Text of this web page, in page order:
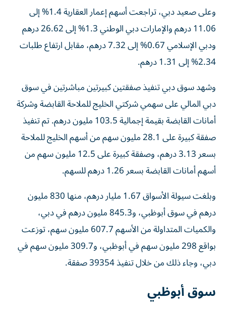
وعلى صعيد دبي، تراجعت أسهم إعمار العقارية 1.4% إلى
11.06 درهم والإمارات دبي الوطني 1.3% إلى 26.62 درهم
ودبي الإسلامي 0.67% إلى 7.32 درهم، مقابل ارتفاع طلبات
2.34% إلى 1.31 درهم.
وشهد سوق دبي تنفيذ صفقتين كبيرتين مباشرتين في سوق
دبي المالي على سهمي شركتي الخليج للملاحة القابضة وشركة
أمانات القابضة بقيمة إجمالية 103.5 مليون درهم. تم تنفيذ
صفقة كبيرة على 28.1 مليون سهم من أسهم الخليج للملاحة
بسعر 3.13 درهم، وصفقة كبيرة على 12.5 مليون سهم من
أسهم أمانات القابضة بسعر 1.26 درهم للسهم.
وبلغت سيولة الأسواق 1.67 مليار درهم، منها 830 مليون
درهم في سوق أبوظبي، و845.3 مليون درهم في دبي،
والكميات المتداولة من الأسهم 607.7 مليون سهم، توزعت
بواقع 298 مليون سهم في أبوظبي، و309.7 مليون سهم في
دبي، وجاء ذلك من خلال تنفيذ 39354 صفقة.
سوق أبوظبي